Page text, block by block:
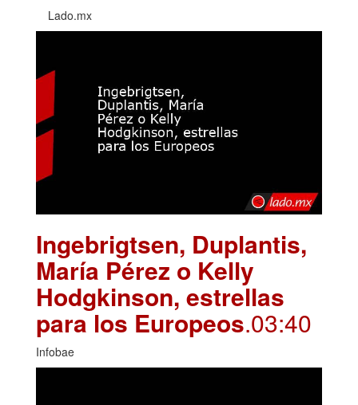
Lado.mx
Ingebrigtsen, Duplantis,
María Pérez o Kelly
Hodgkinson, estrellas
para los Europeos.03:40
Infobae